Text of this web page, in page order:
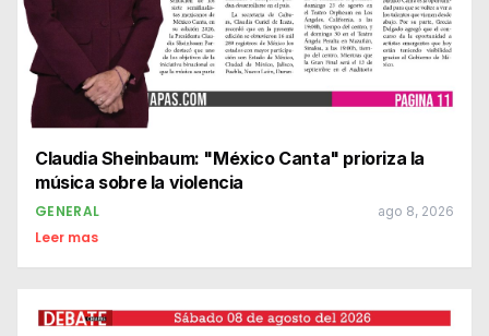
Claudia Sheinbaum: "México Canta" prioriza la
música sobre la violencia
GENERAL ago 8, 2026
Leer mas